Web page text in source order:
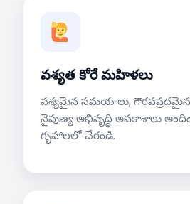
వశ్యత కోరే మహిళలు
వశ్యమైన సమయాలు,
నైపుణ్య అభివృద్ధి అవకాశాలు
గృహాలలో చేరండి.